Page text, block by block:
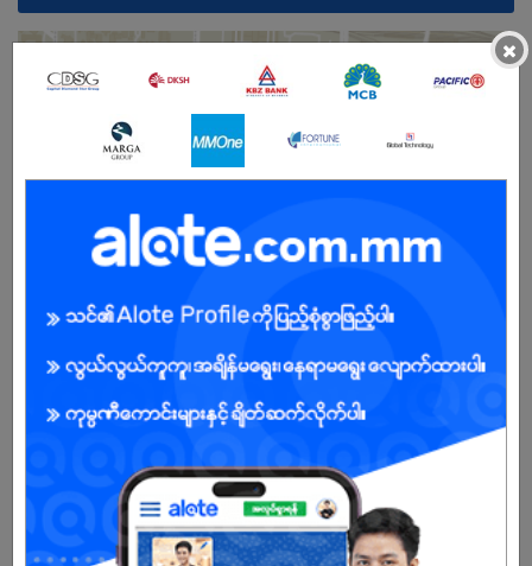
အခွင့်အရေးရှိသူ : ကျား/မ
သက်တမ်းကုန်သွားပါပြီ
အကောင့်မရှိသေးဘူးလား?
×